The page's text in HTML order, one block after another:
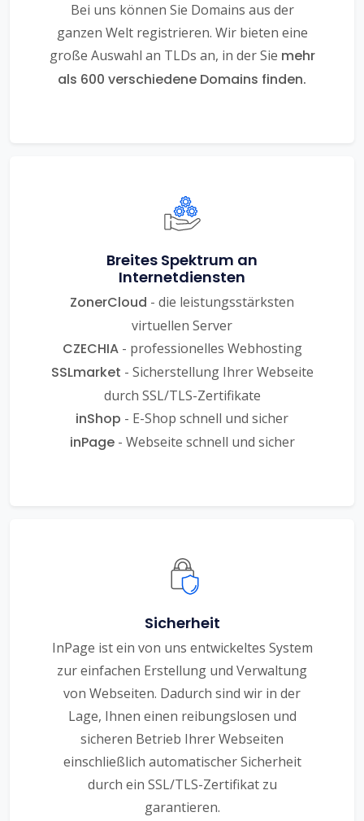
Bei uns können Sie Domains aus der
ganzen Welt registrieren. Wir bieten eine
große Auswahl an TLDs an, in der Sie mehr
als 600 verschiedene Domains finden.
Breites Spektrum an
Internetdiensten
ZonerCloud - die leistungsstärksten
virtuellen Server
CZECHIA- professionelles Webhosting
SSLmarket - Sicherstellung Ihrer Webseite
durch SSL/TLS-Zertifikate
inShop - E-Shop schnell und sicher
inPage- Webseite schnell und sicher
Sicherheit
InPage ist ein von uns entwickeltes System
zur einfachen Erstellung und Verwaltung
von Webseiten. Dadurch sind wir in der
Lage, Ihnen einen reibungslosen und
sicheren Betrieb Ihrer Webseiten
einschließlich automatischer Sicherheit
durch ein SSL/TLS-Zertifikat zu
garantieren.